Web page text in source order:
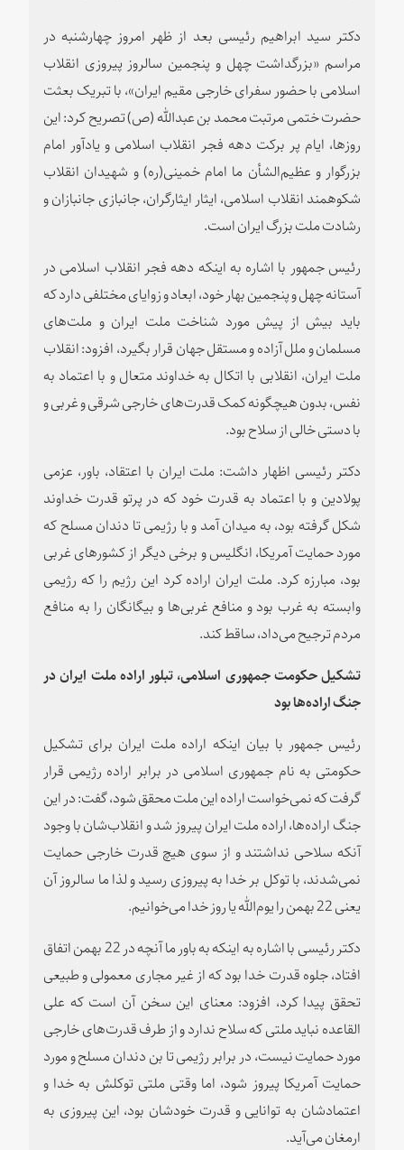
دکتر سید ابراهیم رئیسی بعد از ظهر امروز چهارشنبه در
مراسم «بزرگداشت چهل و پنجمین سالروز پیروزی انقلاب
اسلامی با حضور سفرای خارجی مقیم ایران»، با تبریک بعثت
حضرت ختمی مرتبت محمد بن عبدالله (ص) تصریح کرد: این
روزها، ایام پر برکت دهه فجر انقلاب اسلامی و یادآور امام
بزرگوار و عظیم‌الشأن ما امام خمینی(ره) و شهیدان انقلاب
شکوهمند انقلاب اسلامی، ایثار ایثارگران، جانبازی جانبازان و
رشادت ملت بزرگ ایران است.
رئیس جمهور با اشاره به اینکه دهه فجر انقلاب اسلامی در
آستانه چهل و پنجمین بهار خود، ابعاد و زوایای مختلفی دارد که
باید بیش از پیش مورد شناخت ملت ایران و ملت‌های
مسلمان و ملل آزاده و مستقل جهان قرار بگیرد، افزود: انقلاب
ملت ایران، انقلابی با اتکال به خداوند متعال و با اعتماد به
نفس، بدون هیچگونه کمک قدرت‌های خارجی شرقی و غربی و
با دستی خالی از سلاح بود.
دکتر رئیسی اظهار داشت: ملت ایران با اعتقاد، باور، عزمی
پولادین و با اعتماد به قدرت خود که در پرتو قدرت خداوند
شکل گرفته بود، به میدان آمد و با رژیمی تا دندان مسلح که
مورد حمایت آمریکا، انگلیس و برخی دیگر از کشورهای غربی
بود، مبارزه کرد. ملت ایران اراده کرد این رژیم را که رژیمی
وابسته به غرب بود و منافع غربی‌ها و بیگانگان را به منافع
مردم ترجیح می‌داد، ساقط کند.
تشکیل حکومت جمهوری اسلامی، تبلور اراده ملت ایران در
جنگ اراده‌ها بود
رئیس جمهور با بیان اینکه اراده ملت ایران برای تشکیل
حکومتی به نام جمهوری اسلامی در برابر اراده رژیمی قرار
گرفت که نمی‌خواست اراده این ملت محقق شود، گفت: در این
جنگ اراده‌ها، اراده ملت ایران پیروز شد و انقلاب‌شان با وجود
آنکه سلاحی نداشتند و از سوی هیچ قدرت خارجی حمایت
نمی‌شدند، با توکل بر خدا به پیروزی رسید و لذا ما سالروز آن
یعنی 22 بهمن را یوم‌الله یا روز خدا می‌خوانیم.
دکتر رئیسی با اشاره به اینکه به باور ما آنچه در 22 بهمن اتفاق
افتاد، جلوه قدرت خدا بود که از غیر مجاری معمولی و طبیعی
تحقق پیدا کرد، افزود: معنای این سخن آن است که علی
القاعده نباید ملتی که سلاح ندارد و از طرف قدرت‌های خارجی
مورد حمایت نیست، در برابر رژیمی تا بن دندان مسلح و مورد
حمایت آمریکا پیروز شود، اما وقتی ملتی توکلش به خدا و
اعتمادشان به توانایی و قدرت خودشان بود، این پیروزی به
ارمغان می‌آید.